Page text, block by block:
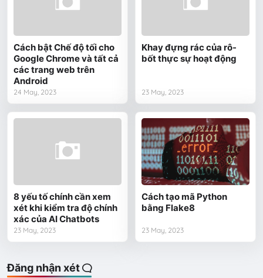
Cách bật Chế độ tối cho
Google Chrome và tất cả
các trang web trên
Android
24 May, 2023
Khay đựng rác của rô-
bốt thực sự hoạt động
23 May, 2023
8 yếu tố chính cần xem
xét khi kiểm tra độ chính
xác của AI Chatbots
23 May, 2023
Cách tạo mã Python
bằng Flake8
23 May, 2023
Đăng nhận xét